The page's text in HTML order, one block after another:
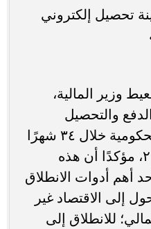
ألف ماكينة تحصيل إلكتروني
وزير المالية،
والتحصيل
الإلكترونى للمستحقات الحكومية خلال ٣٤ شهرًا
منذ انطلاقها في مايو ٢٠١٩، مؤكدًا أن هذه
أهم أدوات الانطلاق
إلى الاقتصاد غير
للانطلاق إلى